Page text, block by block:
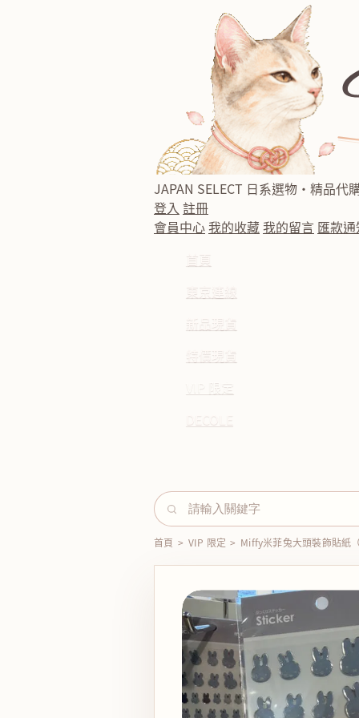
JAPAN SELECT 日系選物・精品代
登入 註冊
會員中心我的收藏我的留言 匯款
首頁
東京連線
新品現貨
特價現貨
VIP 限定
首頁 > VIP 限定 > Miffy米菲兔大頭裝飾貼紙